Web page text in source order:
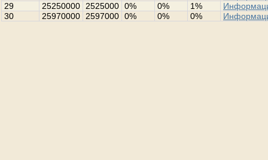
29
25250000 2525000 0% 0% 1%
30
25970000 2597000 0% 0% 0%